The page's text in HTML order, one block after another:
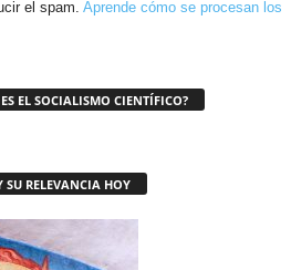
el spam. Aprende cómo se procesan los
EL SOCIALISMO CIENTÍFICO?
RELEVANCIA HOY